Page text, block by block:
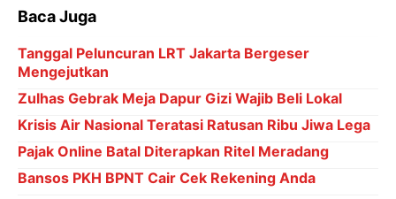
Baca Juga
Tanggal Peluncuran LRT Jakarta Bergeser
Mengejutkan
Zulhas Gebrak Meja Dapur Gizi Wajib Beli Lokal
Krisis Air Nasional Teratasi Ratusan Ribu Jiwa Lega
Pajak Online Batal Diterapkan Ritel Meradang
Bansos PKH BPNT Cair Cek Rekening Anda